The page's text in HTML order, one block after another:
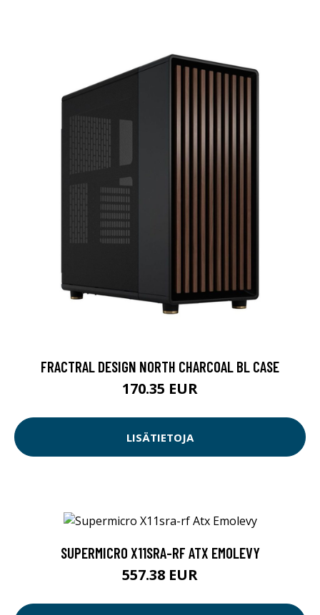
FRACTRAL DESIGN NORTH CHARCOAL BL CASE
170.35 EUR
LISÄTIETOJA
SUPERMICRO X11SRA-RF ATX EMOLEVY
557.38 EUR